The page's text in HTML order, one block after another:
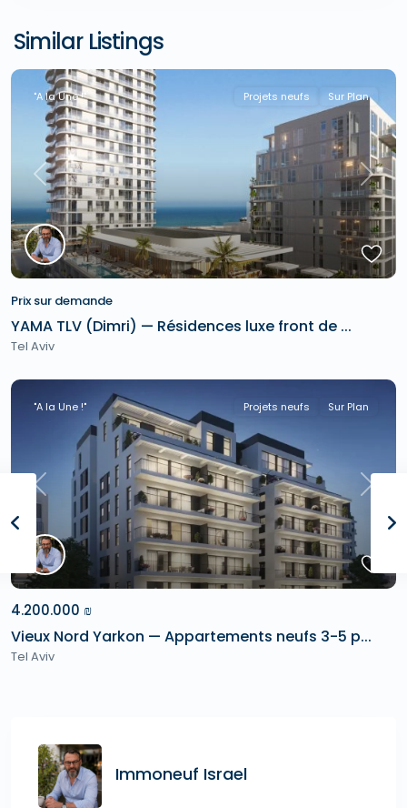
Similar Listings
Previous Next
"A la Une !" Projets neufs Sur Plan
Prix sur demande
YAMA TLV (Dimri) — Résidences luxe front de ...
Tel Aviv
Previous Next
"A la Une !" Projets neufs Sur Plan
4.200.000 ₪
Vieux Nord Yarkon — Appartements neufs 3-5 p...
Tel Aviv
Immoneuf Israel